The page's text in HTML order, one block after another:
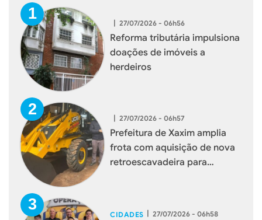
| 27/07/2026 - 06h56
Reforma tributária impulsiona
doações de imóveis a
herdeiros
| 27/07/2026 - 06h57
Prefeitura de Xaxim amplia
frota com aquisição de nova
retroescavadeira para
CIDADES | 27/07/2026 - 06h58